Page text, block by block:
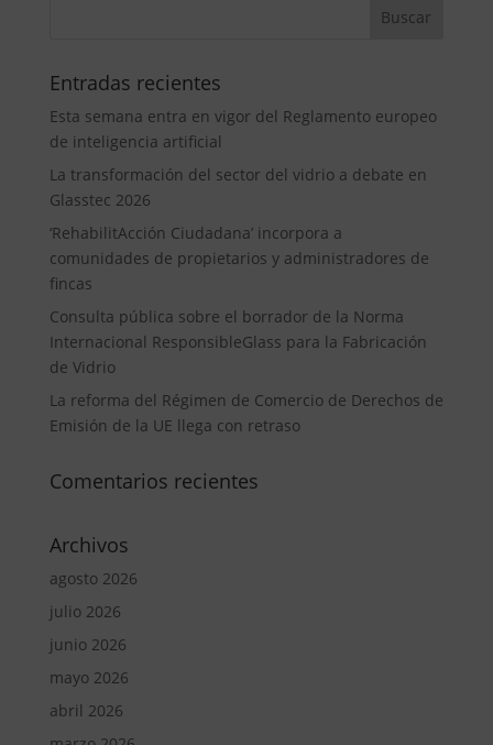
Entradas recientes
Esta semana entra en vigor del Reglamento europeo
de inteligencia artificial
La transformación del sector del vidrio a debate en
Glasstec 2026
‘RehabilitAcción Ciudadana’ incorpora a
comunidades de propietarios y administradores de
fincas
Consulta pública sobre el borrador de la Norma
Internacional ResponsibleGlass para la Fabricación
de Vidrio
La reforma del Régimen de Comercio de Derechos de
Emisión de la UE llega con retraso
Comentarios recientes
Archivos
agosto 2026
julio 2026
junio 2026
mayo 2026
abril 2026